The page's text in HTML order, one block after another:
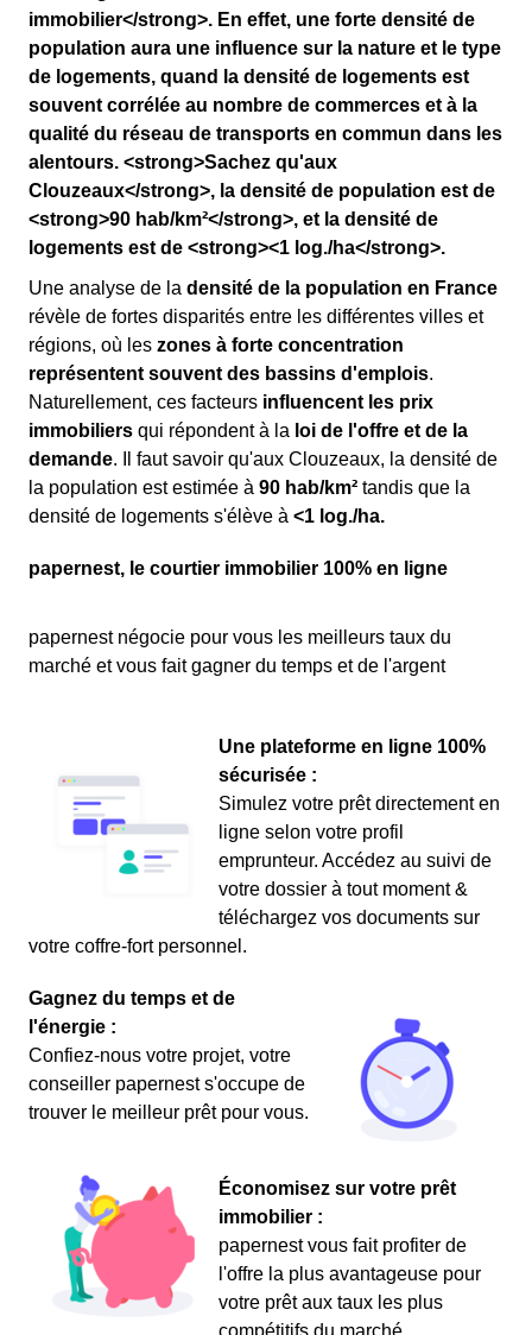
immobilier</strong>. En effet, une forte densité de
population aura une influence sur la nature et le type
de logements, quand la densité de logements est
souvent corrélée au nombre de commerces et à la
qualité du réseau de transports en commun dans les
alentours. <strong>Sachez qu'aux
Clouzeaux</strong>, la densité de population est de
<strong>90 hab/km²</strong>, et la densité de
logements est de <strong><1 log./ha</strong>.
Une analyse de la densité de la population en France
révèle de fortes disparités entre les différentes villes et
régions, où les zones à forte concentration
représentent souvent des bassins d'emplois.
Naturellement, ces facteurs influencent les prix
immobiliers qui répondent à la loi de l'offre et de la
demande. Il faut savoir qu'aux Clouzeaux, la densité de
la population est estimée à 90 hab/km² tandis que la
densité de logements s'élève à <1 log./ha.
papernest, le courtier immobilier 100% en ligne
papernest négocie pour vous les meilleurs taux du
marché et vous fait gagner du temps et de l'argent
Une plateforme en ligne 100%
sécurisée :
Simulez votre prêt directement en
ligne selon votre profil
emprunteur. Accédez au suivi de
votre dossier à tout moment &
téléchargez vos documents sur
votre coffre-fort personnel.
Gagnez du temps et de
l'énergie :
Confiez-nous votre projet, votre
conseiller papernest s'occupe de
trouver le meilleur prêt pour vous.
Économisez sur votre prêt
immobilier :
papernest vous fait profiter de
l'offre la plus avantageuse pour
votre prêt aux taux les plus
compétitifs du marché